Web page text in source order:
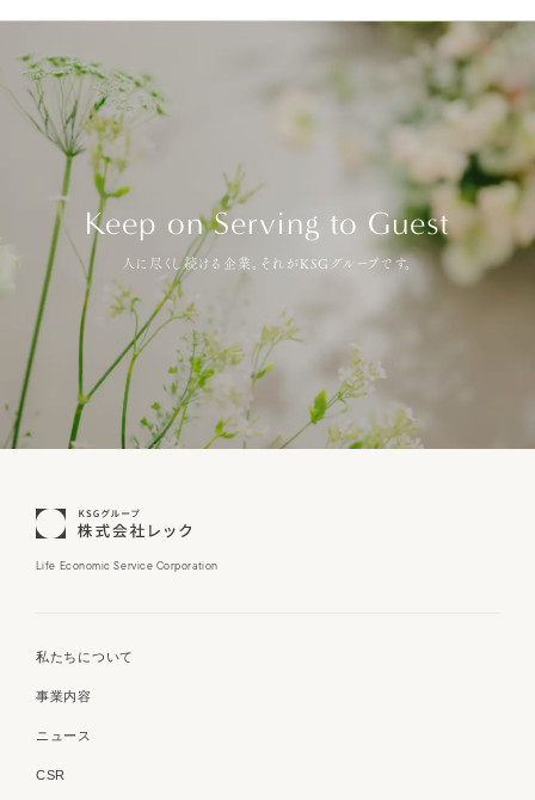
Keep on Serving to Guest
人に尽くし続ける企業。それがKSGグループです。
Life Economic Service Corporation
私たちについて
事業内容
ニュース
CSR